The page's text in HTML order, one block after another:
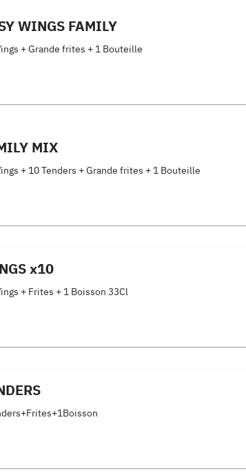
WINGS FAMILY
+ Grande frites + 1 Bouteille
MIX
+ 10 Tenders + Grande frites + 1 Bouteille
x10
+ Frites + 1 Boisson 33Cl